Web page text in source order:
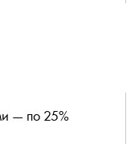
— по 25%